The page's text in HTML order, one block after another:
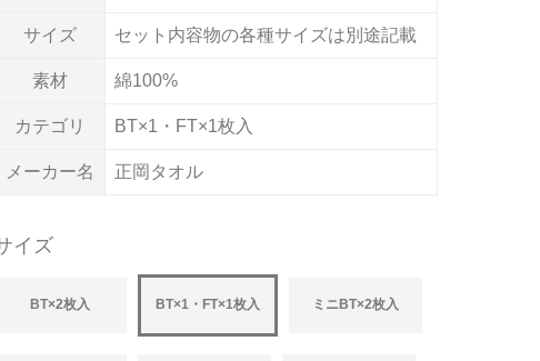
サイズ セット内容物の各種サイズは別途記載
素材 綿100%
カテゴリ BT×1・FT×1枚入
メーカー名 正岡タオル
イズ
BT×2枚入 BT×1・FT×1枚入 ミニBT×2枚入